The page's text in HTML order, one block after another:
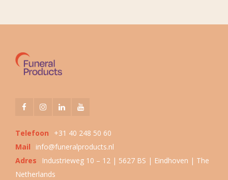
Telefoon
+31 40 248 50 60
Mail
info@funeralproducts.nl
Adres
Industrieweg 10 – 12 | 5627 BS | Eindhoven | The
Netherlands